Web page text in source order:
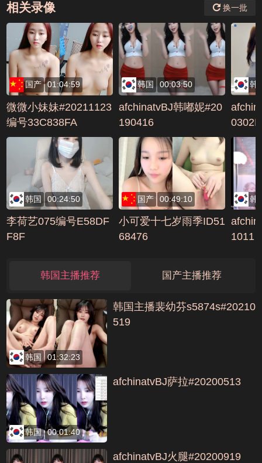
相关录像 换一批
国产 01:04:59
微微小妹妹#20211123
编号33C838FA
韩国 00:03:50
afchinatvBJ韩嘟妮#20
190416
韩
韩国 00:24:50
李荷艺075编号E58DF
F8F
国产 00:49:10
小可爱十七岁雨季ID51
68476
韩
1011
韩国主播推荐 国产主播推荐
韩国 01:32:23
韩国主播裴幼芬s5874s#20210
519
韩国 00:01:40
afchinatvBJ萨拉#20200513
afchinatvBJ火腿#20200919